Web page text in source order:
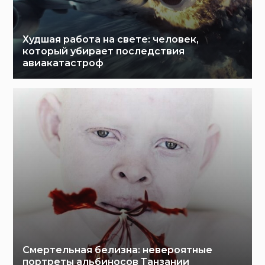
Худшая работа на свете: человек,
который убирает последствия
авиакатастроф
Смертельная белизна: невероятные
портреты альбиносов Танзании